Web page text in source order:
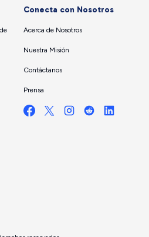
Conecta con Nosotros
Acerca de Nosotros
Nuestra Misión
Contáctanos
Prensa